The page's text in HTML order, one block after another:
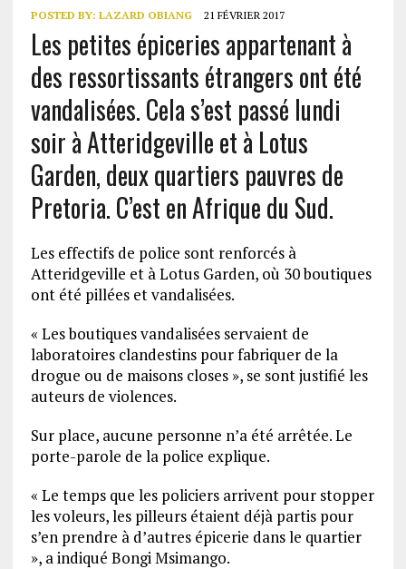
POSTED BY: LAZARD OBIANG 21 FÉVRIER 2017
Les petites épiceries appartenant à
des ressortissants étrangers ont été
vandalisées. Cela s’est passé lundi
soir à Atteridgeville et à Lotus
Garden, deux quartiers pauvres de
Pretoria. C’est en Afrique du Sud.
Les effectifs de police sont renforcés à
Atteridgeville et à Lotus Garden, où 30 boutiques
ont été pillées et vandalisées.
« Les boutiques vandalisées servaient de
laboratoires clandestins pour fabriquer de la
drogue ou de maisons closes », se sont justifié les
auteurs de violences.
Sur place, aucune personne n’a été arrêtée. Le
porte-parole de la police explique.
« Le temps que les policiers arrivent pour stopper
les voleurs, les pilleurs étaient déjà partis pour
s’en prendre à d’autres épicerie dans le quartier
», a indiqué Bongi Msimango.